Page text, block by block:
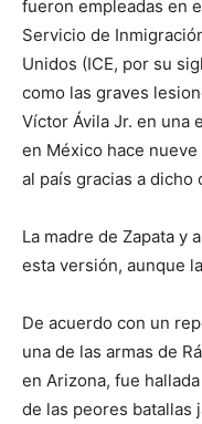
fueron empleadas en
Servicio de
Unidos (ICE, por su
como las graves
Víctor Ávila Jr. en una
en México hace
al país gracias a dicho
La madre de Zapata y
esta versión, aunque
De acuerdo con un
una de las armas de
en Arizona, fue
de las peores batallas